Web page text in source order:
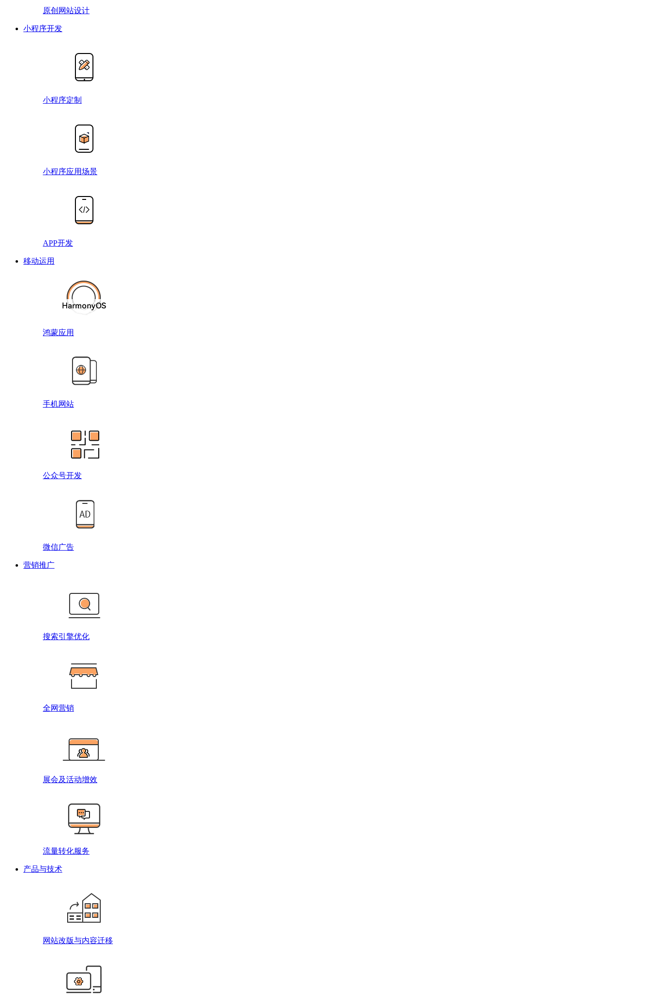
原创网站设计
小程序开发
小程序定制
小程序应用场景
APP开发
移动运用
鸿蒙应用
手机网站
公众号开发
微信广告
营销推广
搜索引擎优化
全网营销
展会及活动增效
流量转化服务
产品与技术
网站改版与内容迁移